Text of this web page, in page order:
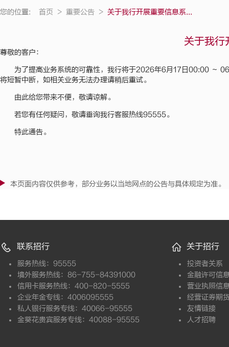
您的位置: 首页 > 重要公告 > 关于我行开展重要信息系...
关于我行
尊敬的客户：
为了提高业务系统的可靠性，我行将于2026年6月17日00:00 ～
将短暂中断，如相关业务无法办理请稍后重试。
由此给您带来不便，敬请谅解。
若您有任何疑问，敬请垂询我行客服热线95555。
特此通告。
本页面内容仅供参考，部分业务以当地网点的公告与具体规定为准。
联系招行
服务热线：95555
境外服务热线：86-755-84391000
信用卡服务热线：400-820-5555
企业年金专线：4006095555
私人银行服务专线：40066-95555
金葵花贵宾服务专线：40088-95555
关于招行
投资者关系
金融许可信
营业执照信
经营证券期
友情链接
人才招聘